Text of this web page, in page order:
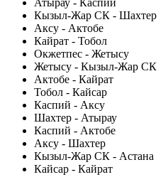
Атырау - Каспий
Кызыл-Жар СК - Шахтер
Аксу - Актобе
Кайрат - Тобол
Окжетпес - Жетысу
Жетысу - Кызыл-Жар СК
Актобе - Кайрат
Тобол - Кайсар
Каспий - Аксу
Шахтер - Атырау
Каспий - Актобе
Аксу - Шахтер
Кызыл-Жар СК - Астана
Кайсар - Кайрат